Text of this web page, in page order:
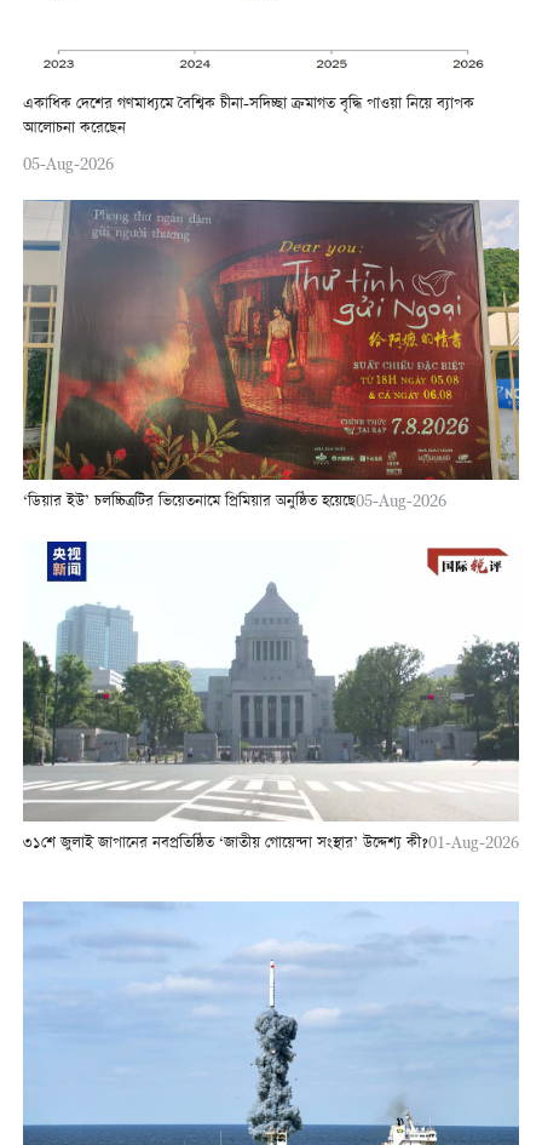
একাধিক দেশের গণমাধ্যমে বৈশ্বিক চীনা-সদিচ্ছা ক্রমাগত বৃদ্ধি পাওয়া নিয়ে ব্যাপক
আলোচনা করেছেন
05-Aug-2026
‘ডিয়ার ইউ’ চলচ্চিত্রটির ভিয়েতনামে প্রিমিয়ার অনুষ্ঠিত হয়েছে05-Aug-2026
৩১শে জুলাই জাপানের নবপ্রতিষ্ঠিত ‘জাতীয় গোয়েন্দা সংস্থার’ উদ্দেশ্য কী?01-Aug-2026